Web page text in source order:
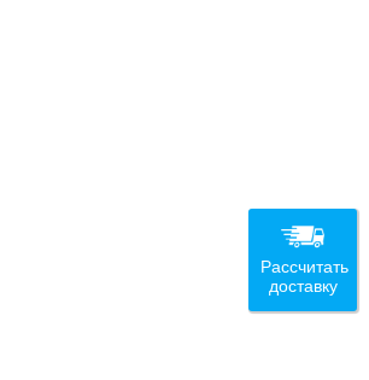
Рассчитать
доставку